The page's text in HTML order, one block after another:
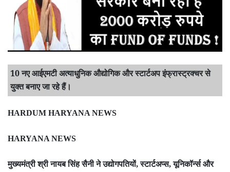
10 नए आईएमटी अत्याधुनिक औद्योगिक और स्टार्टअप इंफ्रास्ट्रक्चर से
युक्त बनाए जा रहे हैं।
HARDUM HARYANA NEWS
HARYANA NEWS
मुख्यमंत्री श्री नायब सिंह सैनी ने उद्योगपतियों,स्टार्टअप्स,यूनिकॉर्न्स और